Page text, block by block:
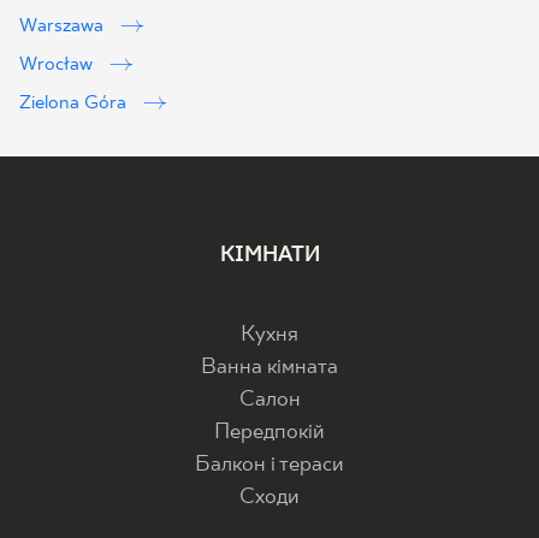
Warszawa
Wrocław
Zielona Góra
КІМНАТИ
Кухня
Ванна кімната
Салон
Передпокій
Балкон і тераси
Cходи